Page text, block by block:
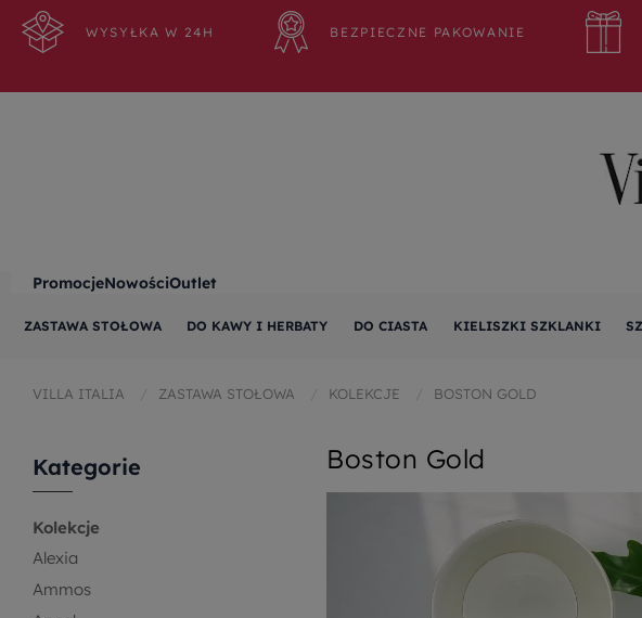
WYSYŁKA W 24H BEZPIECZNE PAKOWANIE
PromocjeNowościOutlet
ZASTAWA STOŁOWA DO KAWY I HERBATY DO CIASTA KIELISZKI SZKLANKI
VILLA ITALIA ZASTAWA STOŁOWA KOLEKCJE BOSTON GOLD
Boston Gold
Kategorie
Kolekcje
Alexia
Ammos